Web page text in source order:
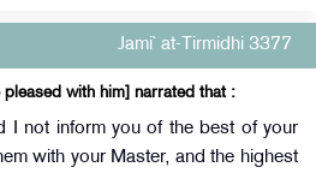
Jami` at-Tirmidhi 3377
with him] narrated that :
I not inform you of the best of your
with your Master, and the highest